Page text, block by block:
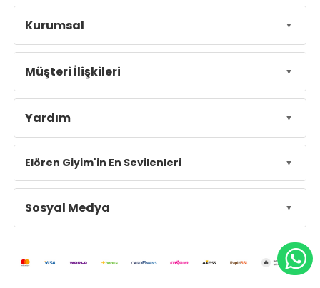
Kurumsal
Müşteri İlişkileri
Yardım
Elören Giyim'in En Sevilenleri
Sosyal Medya